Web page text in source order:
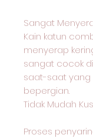
Sangat
Kain katun
menyerap
sangat cocok
saat-saat
bepergian.
Tidak Mudah
Proses